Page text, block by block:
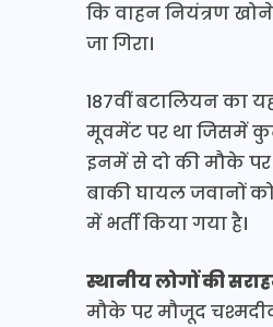
कि वाहन नियंत्रण
जा गिरा।
187वीं बटालियन का
मूवमेंट पर था जिसमें
इनमें से दो की मौके पर
बाकी घायल जवानों
में भर्ती किया गया है।
स्थानीय लोगों की
मौके पर मौजूद